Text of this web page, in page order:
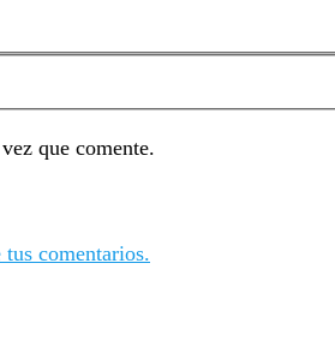
que comente.
tus comentarios.